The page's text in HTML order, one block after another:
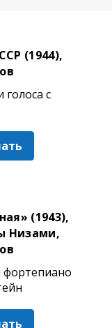
(1944),
с
(1943),
Низами,
фортепиано